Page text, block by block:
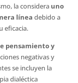
la considera uno
línea debido a
eficacia.
pensamiento y
negativas y
se incluyen la
dialéctica